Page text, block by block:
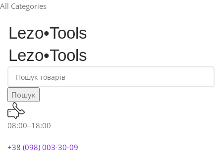
All Categories
Пошук
08:00–18:00
+38 (098) 003-30-09